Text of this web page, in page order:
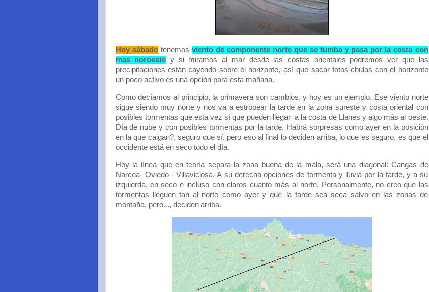
Hoy sábadotenemos viento de componente norte que se tumba y pasa por la costa con
mas noroeste y si miramos al mar desde las costas orientales podremos ver que las
precipitaciones están cayendo sobre el horizonte, así que sacar fotos chulas con el horizonte
un poco activo es una opción para esta mañana.
Como decíamos al principio, la primavera son cambios, y hoy es un ejemplo. Ese viento norte
sigue siendo muy norte y nos va a estropear la tarde en la zona sureste y costa oriental con
posibles tormentas que esta vez sí que pueden llegar a la costa de Llanes y algo más al oeste.
Día de nube y con posibles tormentas por la tarde. Habrá sorpresas como ayer en la posición
en la que caigan?, seguro que sí, pero eso al final lo deciden arriba, lo que es seguro, es que el
occidente está en seco todo el día.
Hoy la línea que en teoría separa la zona buena de la mala, será una diagonal: Cangas de
Narcea- Oviedo - Villaviciosa. A su derecha opciones de tormenta y lluvia por la tarde, y a su
izquierda, en seco e incluso con claros cuanto más al norte. Personalmente, no creo que las
tormentas lleguen tan al norte como ayer y que la tarde sea seca salvo en las zonas de
montaña, pero..., deciden arriba.